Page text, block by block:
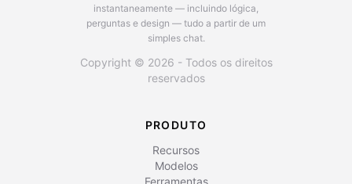
instantaneamente — incluindo lógica,
perguntas e design — tudo a partir de um
simples chat.
Copyright © 2026 - Todos os direitos
reservados
PRODUTO
Recursos
Modelos
Ferramentas